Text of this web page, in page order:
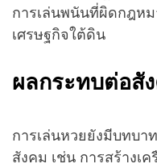
การเล่นพนันที่ผิดกฎห
เศรษฐกิจใต้ดิน
ผลกระทบต่อสั
การเล่นหวยยังมีบทบา
สังคม เช่น การสร้างเ